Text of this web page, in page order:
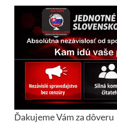
Ďakujeme Vám za dôveru